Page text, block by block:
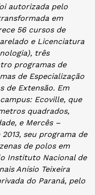
autorizada pelo
em
56 cursos de
e Licenciatura
três
programas de
de Especialização
de Extensão. Em
Ecoville, que
quadrados,
e Mercês –
seu programa de
de polos em
Instituto Nacional de
Anísio Teixeira
do Paraná, pelo